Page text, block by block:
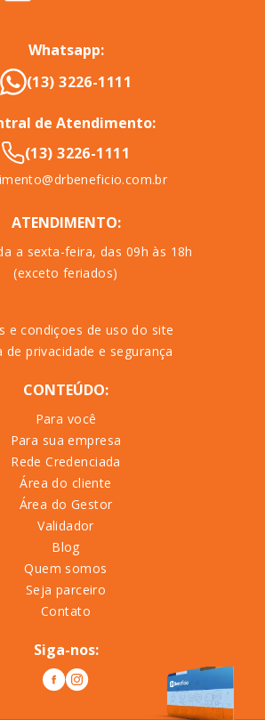
Whatsapp:
(13) 3226-1111
de Atendimento:
(13) 3226-1111
ATENDIMENTO:
a sexta-feira, das 09h às 18h
(exceto feriados)
e condiçoes de uso do site
de privacidade e segurança
CONTEÚDO:
Para você
Para sua empresa
Rede Credenciada
Área do cliente
Área do Gestor
Validador
Blog
Quem somos
Seja parceiro
Contato
Siga-nos: